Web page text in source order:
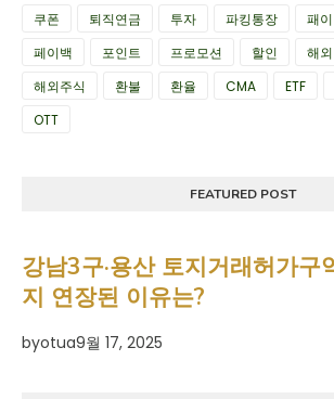
쿠폰
퇴직연금 투자 파킹통장 패이
페이백
포인트 프로모션 할인 해외
해외주식
환불 환율 CMA ETF
OTT
FEATURED POST
강남3구·용산 토지거래허가
지 연장된 이유는?
byotua9월 17, 2025